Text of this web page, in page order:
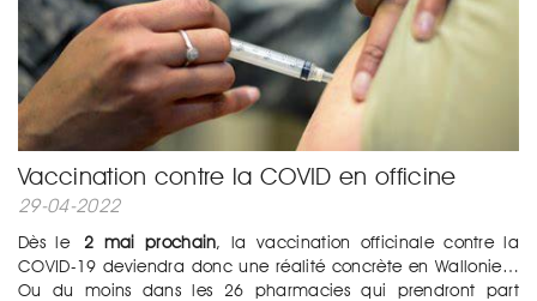
Vaccination contre la COVID en officine
29-04-2022
Dès le 2 mai prochain, la vaccination officinale contre la
COVID-19 deviendra donc une réalité concrète en Wallonie…
Ou du moins dans les 26 pharmacies qui prendront part